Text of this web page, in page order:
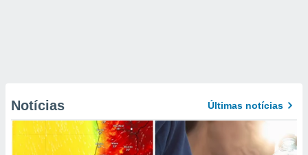
Notícias Últimas notícias